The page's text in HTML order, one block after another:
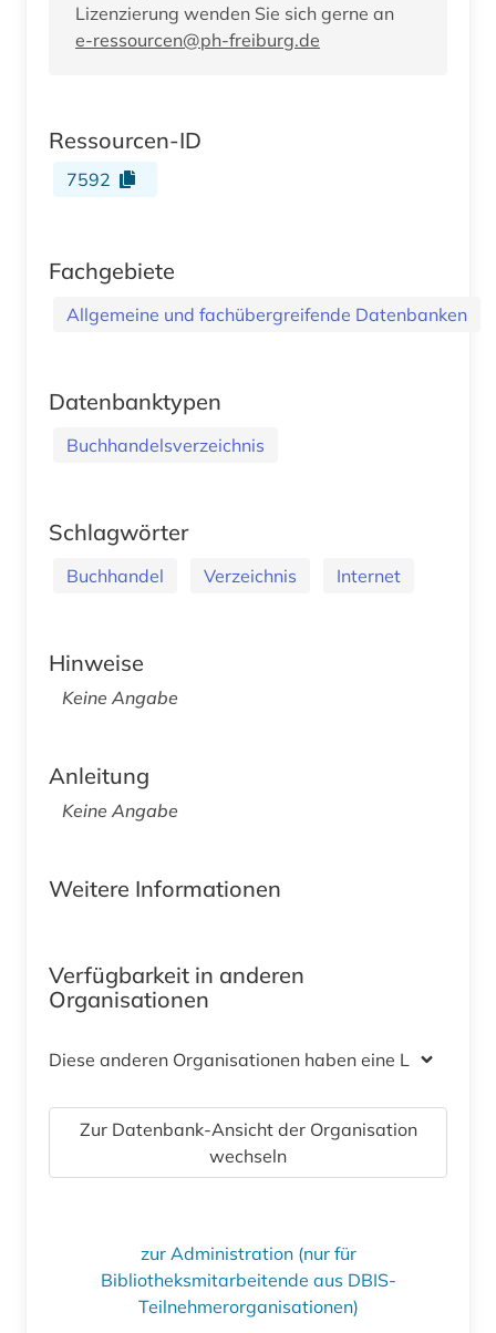
Lizenzierung wenden Sie sich gerne an
e-ressourcen@ph-freiburg.de
Ressourcen-ID
7592
Fachgebiete
Allgemeine und fachübergreifende Datenbanken
Datenbanktypen
Buchhandelsverzeichnis
Schlagwörter
Buchhandel Verzeichnis Internet
Hinweise
Keine Angabe
Anleitung
Keine Angabe
Weitere Informationen
Verfügbarkeit in anderen
Organisationen
Diese anderen Organisationen haben eine Lizenz
Zur Datenbank-Ansicht der Organisation
wechseln
zur Administration (nur für
Bibliotheksmitarbeitende aus DBIS-
Teilnehmerorganisationen)